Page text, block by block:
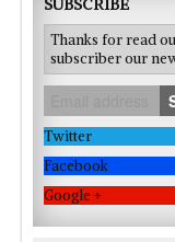
SUBSCRIBE
Thanks for read
subscriber our
Twitter
Facebook
Google +